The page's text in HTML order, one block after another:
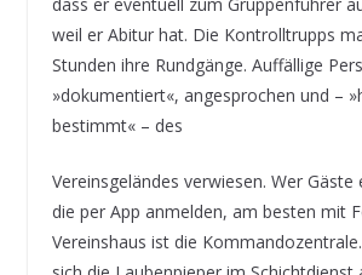
weil er Abitur hat. Die Kontrolltrupps
Stunden ihre Rundgänge. Auffällige
»dokumentiert«, angesprochen und –
bestimmt« – des
Vereinsgeländes verwiesen. Wer
die per App anmelden, am besten mit
Vereinshaus ist die